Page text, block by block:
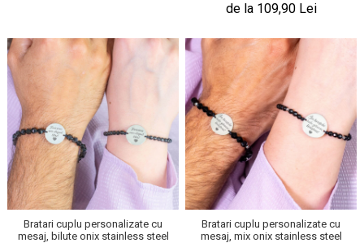
de la 109,90 Lei
Bratari cuplu personalizate cu
mesaj, bilute onix stainless steel
Bratari cuplu personalizate cu
mesaj, mix onix stainless steel